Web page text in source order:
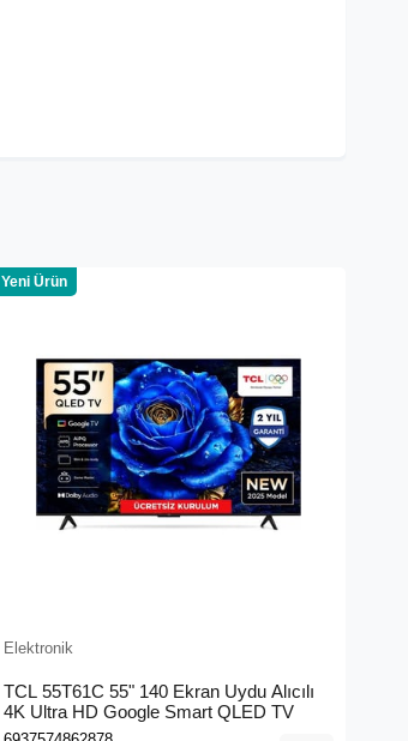
Elektronik
TCL 55T61C 55" 140 Ekran Uydu Alıcılı
4K Ultra HD Google Smart QLED TV
Yeni Ürün